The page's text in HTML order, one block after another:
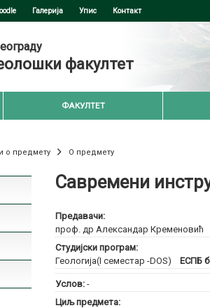
Галерија Упис Контакт
факултет
ФАКУЛТЕТ
о предмету О предмету
Савремени
Предавачи:
проф. др Александар Кременовић
Студијски програм:
Геологија(I семестар -DOS)
ЕСПБ
Услов:-
Циљ предмета: